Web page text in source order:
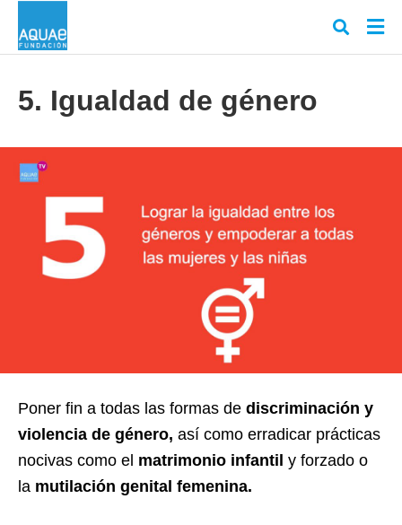
5. Igualdad de género
Poner fin a todas las formas de discriminación y
violencia de género, así como erradicar prácticas
nocivas como el matrimonio infantil y forzado o
la mutilación genital femenina.